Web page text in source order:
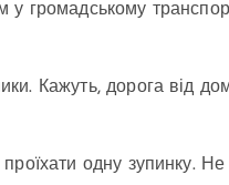
у громадському
Кажуть, дорога від
одну зупинку.